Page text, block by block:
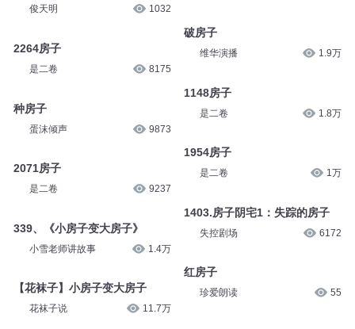
俊天明 1032
2264房子
是二卷 8175
种房子
蛋沫倾声 9873
2071房子
是二卷 9237
339、《小房子变大房子》
小雪老师讲故事 1.4万
【花袜子】小房子变大房子
花袜子说 11.7万
破房子
维华演播 1.9万
1148房子
是二卷 1.8万
1954房子
是二卷 1万
1403.房子阴宅1：失踪的房子
失控剧场 6172
红房子
珍爱朗读 55